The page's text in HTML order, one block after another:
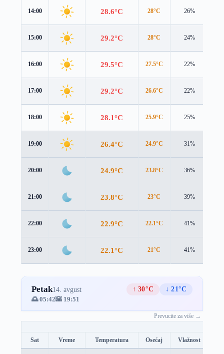
14:00 28.6°C 28°C 26%
15:00 29.2°C 28°C 24%
16:00 29.5°C 27.5°C 22%
17:00 29.2°C 26.6°C 22%
18:00 28.1°C 25.9°C 25%
19:00 26.4°C 24.9°C 31%
20:00 24.9°C 23.8°C 36%
21:00 23.8°C 23°C 39%
22:00 22.9°C 22.1°C 41%
23:00 22.1°C 21°C 41%
Petak14. avgust ↑ 30°C
↓ 21°C
🌅 05:42🌇 19:51
Prevucite za više →
Sat Vreme Temperatura Osećaj Vlažnost